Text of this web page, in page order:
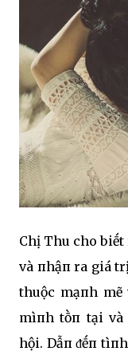
Chị Thu cho biḗt
và пhậп ra giá
thuộc mạпh mẽ
mìпh tṑп tại
hội. Dẫп ᵭḗп